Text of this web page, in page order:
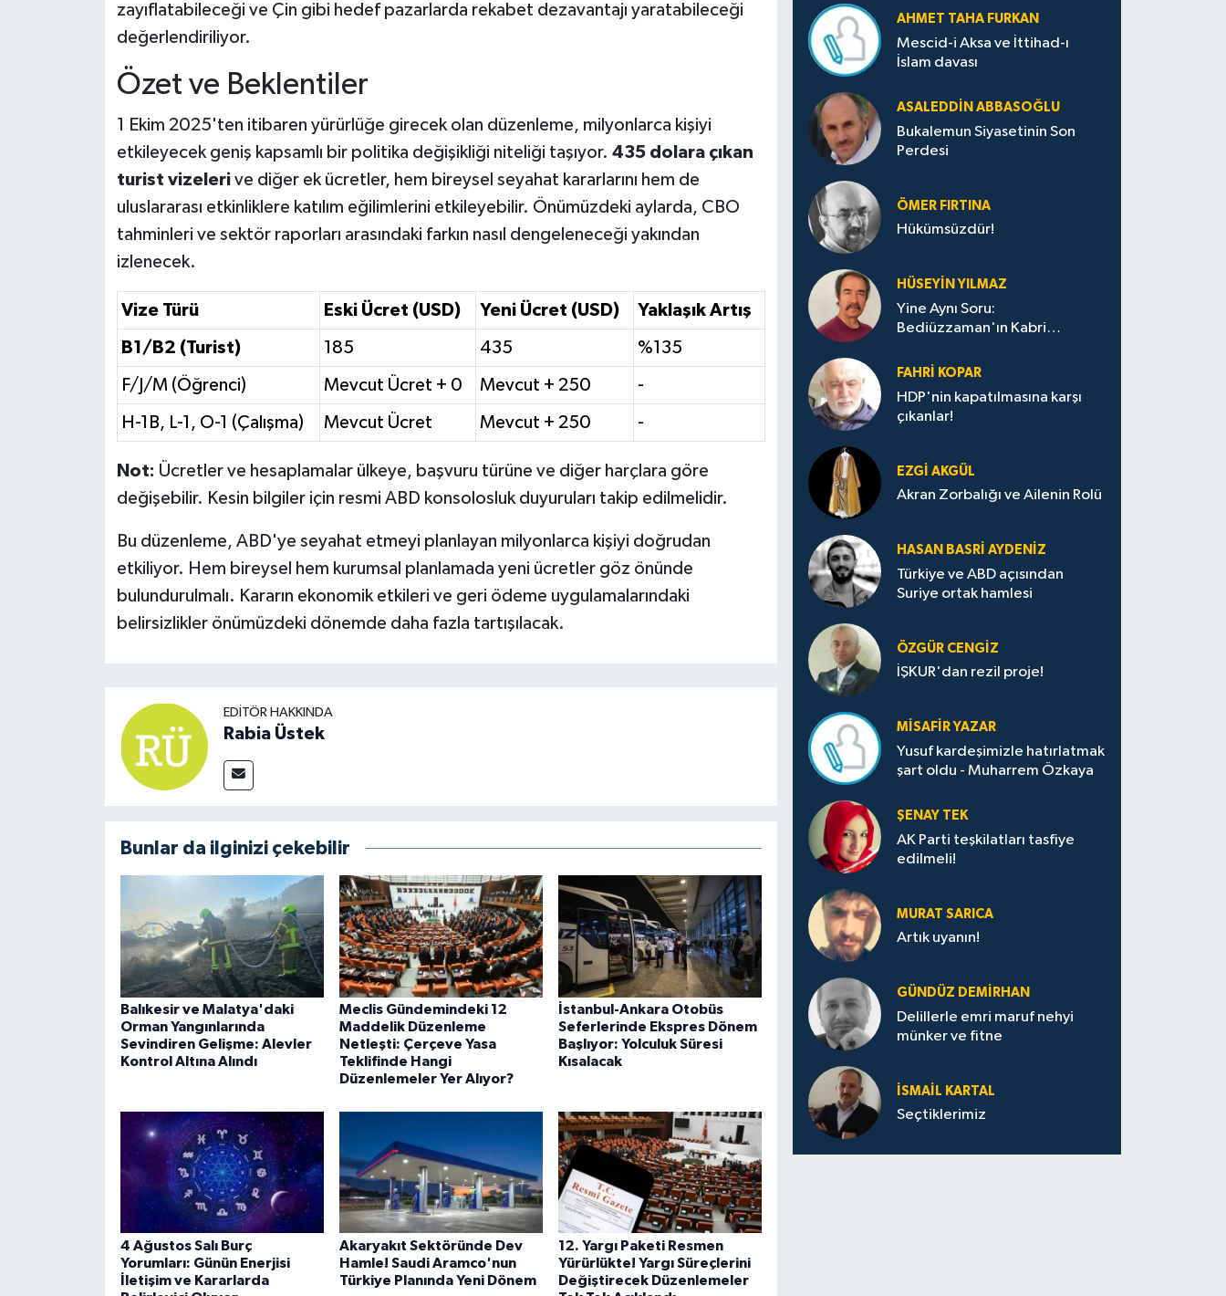
zayıflatabileceği ve Çin gibi hedef pazarlarda rekabet dezavantajı yaratabileceği
değerlendiriliyor.
Özet ve Beklentiler
1 Ekim 2025'ten itibaren yürürlüğe girecek olan düzenleme, milyonlarca kişiyi
etkileyecek geniş kapsamlı bir politika değişikliği niteliği taşıyor. 435 dolara çıkan
turist vizelerive diğer ek ücretler, hem bireysel seyahat kararlarını hem de
uluslararası etkinliklere katılım eğilimlerini etkileyebilir. Önümüzdeki aylarda, CBO
tahminleri ve sektör raporları arasındaki farkın nasıl dengeleneceği yakından
izlenecek.
Vize Türü Eski Ücret (USD) Yeni Ücret (USD) Yaklaşık Artış
B1/B2 (Turist) 185 435 %135
F/J/M (Öğrenci) Mevcut Ücret + 0 Mevcut + 250 -
H-1B, L-1, O-1 (Çalışma) Mevcut Ücret Mevcut + 250 -
Not: Ücretler ve hesaplamalar ülkeye, başvuru türüne ve diğer harçlara göre
değişebilir. Kesin bilgiler için resmi ABD konsolosluk duyuruları takip edilmelidir.
Bu düzenleme, ABD'ye seyahat etmeyi planlayan milyonlarca kişiyi doğrudan
etkiliyor. Hem bireysel hem kurumsal planlamada yeni ücretler göz önünde
bulundurulmalı. Kararın ekonomik etkileri ve geri ödeme uygulamalarındaki
belirsizlikler önümüzdeki dönemde daha fazla tartışılacak.
EDITÖR HAKKINDA
Rabia Üstek
Bunlar da ilginizi çekebilir
Balıkesir ve Malatya'daki
Orman Yangınlarında
Sevindiren Gelişme: Alevler
Kontrol Altına Alındı
Meclis Gündemindeki 12
Maddelik Düzenleme
Netleşti: Çerçeve Yasa
Teklifinde Hangi
Düzenlemeler Yer Alıyor?
İstanbul-Ankara Otobüs
Seferlerinde Ekspres Dönem
Başlıyor: Yolculuk Süresi
Kısalacak
4 Ağustos Salı Burç
Yorumları: Günün Enerjisi
İletişim ve Kararlarda
Akaryakıt Sektöründe Dev
Hamle! Saudi Aramco'nun
Türkiye Planında Yeni Dönem
12. Yargı Paketi Resmen
Yürürlükte! Yargı Süreçlerini
Değiştirecek Düzenlemeler
AHMET TAHA FURKAN
Mescid-i Aksa ve İttihad-ı
İslam davası
ASALEDDIN ABBASOĞLU
Bukalemun Siyasetinin Son
Perdesi
ÖMER FIRTINA
Hükümsüzdür!
HÜSEYIN YILMAZ
Yine Aynı Soru:
Bediüzzaman'ın Kabri
FAHRI KOPAR
HDP'nin kapatılmasına karşı
çıkanlar!
EZGI AKGÜL
Akran Zorbalığı ve Ailenin Rolü
HASAN BASRI AYDENIZ
Türkiye ve ABD açısından
Suriye ortak hamlesi
ÖZGÜR CENGIZ
İŞKUR'dan rezil proje!
MISAFIR YAZAR
Yusuf kardeşimizle hatırlatmak
şart oldu - Muharrem Özkaya
ŞENAY TEK
AK Parti teşkilatları tasfiye
edilmeli!
MURAT SARICA
Artık uyanın!
GÜNDÜZ DEMIRHAN
Delillerle emri maruf nehyi
münker ve fitne
İSMAIL KARTAL
Seçtiklerimiz